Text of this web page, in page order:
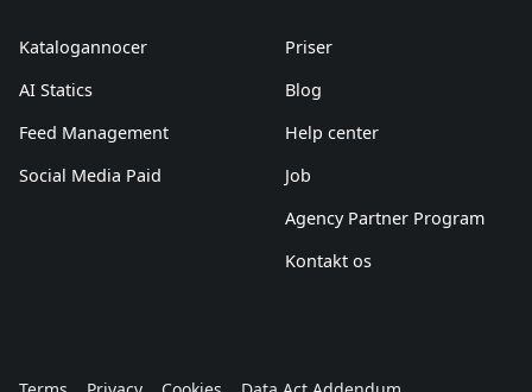
Katalogannocer
AI Statics
Feed Management
Social Media Paid
Priser
Blog
Help center
Job
Agency Partner Program
Kontakt os